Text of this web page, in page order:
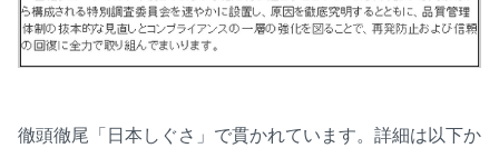
徹頭徹尾「日本しぐさ」で貫かれています。詳細は以下か